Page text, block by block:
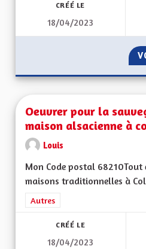
CRÉÉ LE
18/04/2023
Oeuvrer pour la
maison alsacienne à
Louis
Mon Code postal 68210Tout
maisons traditionnelles à
Filtrer les résultats de la
Autres
CRÉÉ LE
18/04/2023